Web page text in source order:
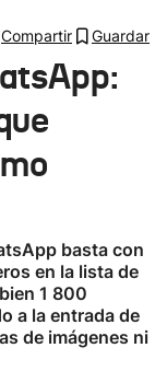
Compartir Guardar
basta con
en la lista de
1 800
a la entrada de
de imágenes ni